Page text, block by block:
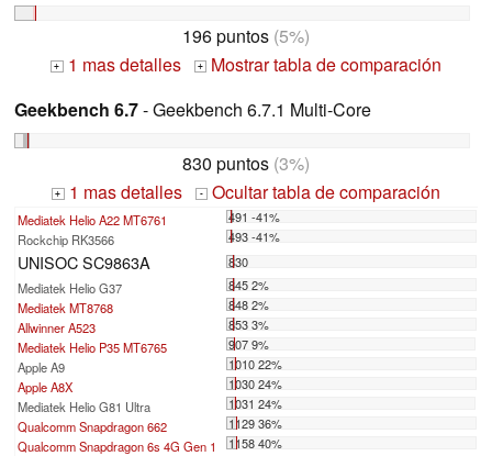
196 puntos (5%)
+ 1 mas detalles +
Mostrar tabla de comparación
Geekbench 6.7- Geekbench 6.7.1 Multi-Core
830 puntos (3%)
+ 1 mas detalles - Ocultar tabla de comparación
Mediatek Helio A22 MT6761
491 -41%
Rockchip RK3566
493 -41%
UNISOC SC9863A
830
Mediatek Helio G37
845 2%
Mediatek MT8768
848 2%
Allwinner A523
853 3%
Mediatek Helio P35 MT6765
907 9%
Apple A9
1010 22%
Apple A8X
1030 24%
Mediatek Helio G81 Ultra
1031 24%
Qualcomm Snapdragon 662
1129 36%
Qualcomm Snapdragon 6s 4G Gen 1
1158 40%